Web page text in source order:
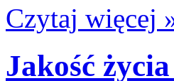
Czytaj więcej
Jakość